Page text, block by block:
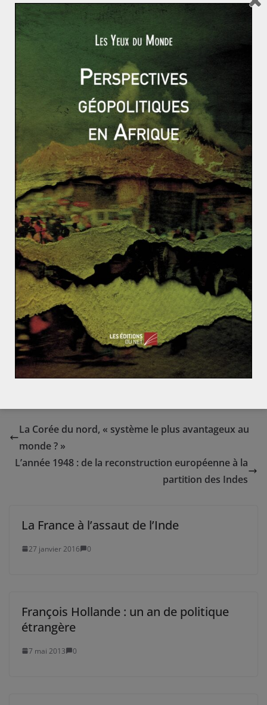
Il semble découler des derniers évènements que le
critère d’adhésion véritablement pris en compte par les
dirigeants européens est l’évolution de la relation
serbo-kosovare. En effet, le même schéma qu’en 2012
s’est répété au lendemain d’unsecond accord avec le
Kosovo conclu le 19 avril 2013 concernant les minorités
serbes du Nord du pays. Deux mois plus tard, le
Conseil Européen adoptait en effet (à l’unanimité
comme c’est la règle pour ces décisions) le second
palier de l’intégration : l’ouverture des négociations
d’adhésion. Aucune date n’a été fournie pour ces
négociations, ce qui témoigne d’un fond d’hésitation de
la part des Etats-membres.
Peut-on objectivement leur donner tort ? Alors même
que la Serbie semblait avoir enfin établi des relations
stables et relativement apaisées avec ses voisins, les
violents affrontements survenus à Belgrade le 15
octobre dernier lors du match de football Serbie-
Albanie témoignent de la précarité de la situation.
L’élément déclencheur de l’émeute était un drapeau de
la « Grande Albanie »: l’incidence sur le Kosovo en est
directe. Les partisans de cette « Grande Albanie »
revendiquent la souveraineté sur le territoire kosovare,
ce que ne peuvent tolérer les serbes…
La Corée du nord, « système le plus avantageux au
monde ? »
L’année 1948 : de la reconstruction européenne à la
partition des Indes
La France à l’assaut de l’Inde
27 janvier 2016 0
François Hollande : un an de politique
étrangère
7 mai 2013 0